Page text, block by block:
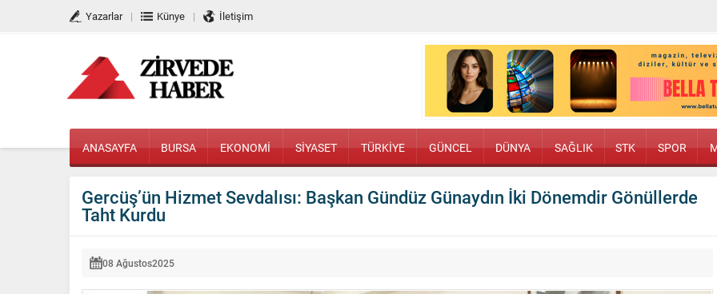
Yazarlar Künye İletişim
ANASAYFA BURSA EKONOMİ SİYASET TÜRKİYE GÜNCEL DÜNYA SAĞLIK STK SPOR
Gercüş’ün Hizmet Sevdalısı: Başkan Gündüz Günaydın İki Dönemdir Gönüllerde
Taht Kurdu
08 Ağustos2025